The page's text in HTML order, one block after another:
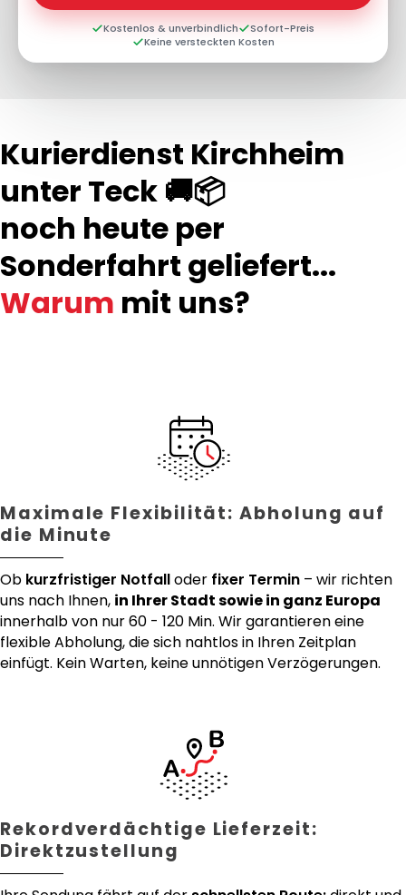
Kostenlos & unverbindlich
Sofort-Preis
Keine versteckten Kosten
Kurierdienst Kirchheim
unter Teck 🚚📦
noch heute per
Sonderfahrt geliefert...
Warum mit uns?
Maximale Flexibilität: Abholung auf
die Minute
Ob kurzfristiger Notfalloder fixer Termin – wir richten
uns nach Ihnen, in Ihrer Stadt sowie in ganz Europa
innerhalb von nur 60 - 120 Min. Wir garantieren eine
flexible Abholung, die sich nahtlos in Ihren Zeitplan
einfügt. Kein Warten, keine unnötigen Verzögerungen.
Rekordverdächtige Lieferzeit:
Direktzustellung